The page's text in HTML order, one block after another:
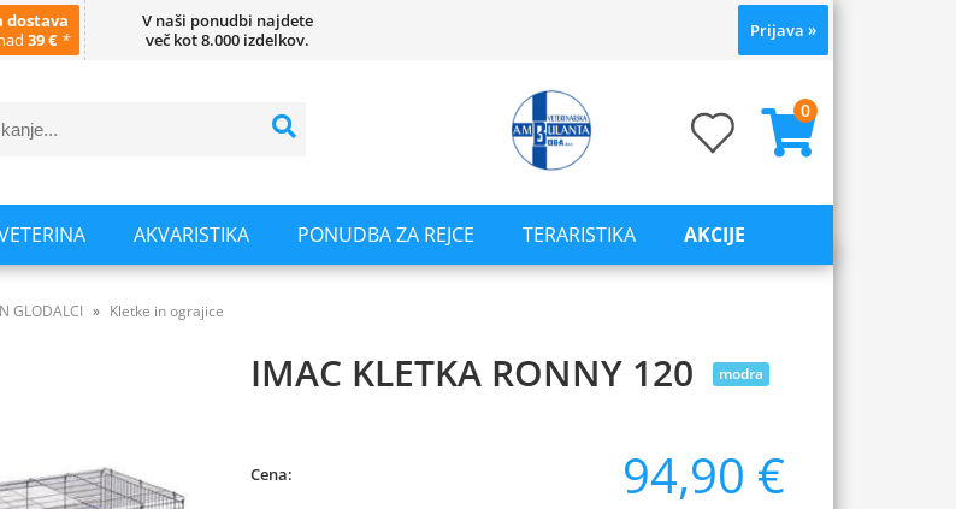
dostava
39 € *
V naši ponudbi najdete
več kot 8.000 izdelkov.
Prijava »
0
AKVARISTIKA PONUDBA ZA REJCE TERARISTIKA AKCIJE
GLODALCI Kletke in ograjice
IMAC KLETKA RONNY 120 modra
Cena: 94,90 €